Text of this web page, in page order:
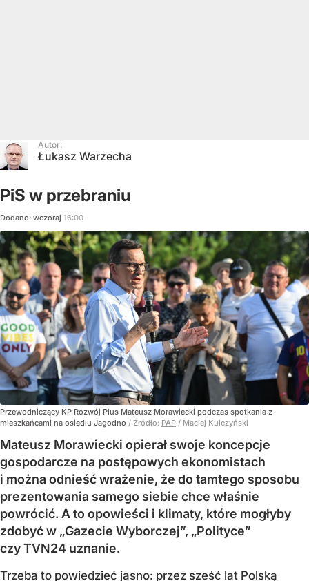
Autor:
Łukasz Warzecha
PiS w przebraniu
Dodano: wczoraj 16:00
Przewodniczący KP Rozwój Plus Mateusz Morawiecki podczas spotkania z
mieszkańcami na osiedlu Jagodno / Źródło: PAP / Maciej Kulczyński
Mateusz Morawiecki opierał swoje koncepcje
gospodarcze na postępowych ekonomistach
i można odnieść wrażenie, że do tamtego sposobu
prezentowania samego siebie chce właśnie
powrócić. A to opowieści i klimaty, które mogłyby
zdobyć w „Gazecie Wyborczej”, „Polityce”
czy TVN24 uznanie.
Trzeba to powiedzieć jasno: przez sześć lat Polską